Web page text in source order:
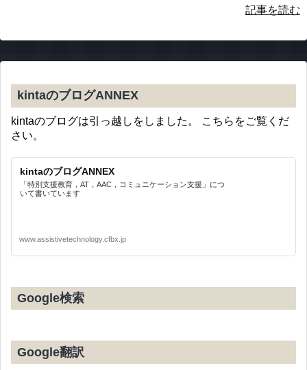
記事を読む
kintaのブログANNEX
kintaのブログは引っ越しをしました。 こちらをご覧くだ
さい。
kintaのブログANNEX
「特別支援教育，AT，AAC，コミュニケーション支援」につ
いて書いています
www.assistivetechnology.cfbx.jp
Google検索
Google翻訳